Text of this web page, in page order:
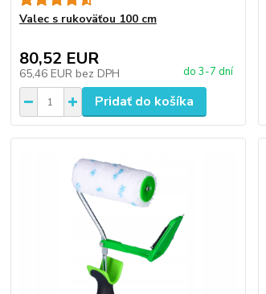
Valec s rukoväťou 100 cm
80,52 EUR
65,46 EUR bez DPH do 3-7 dní
Pridať do košíka